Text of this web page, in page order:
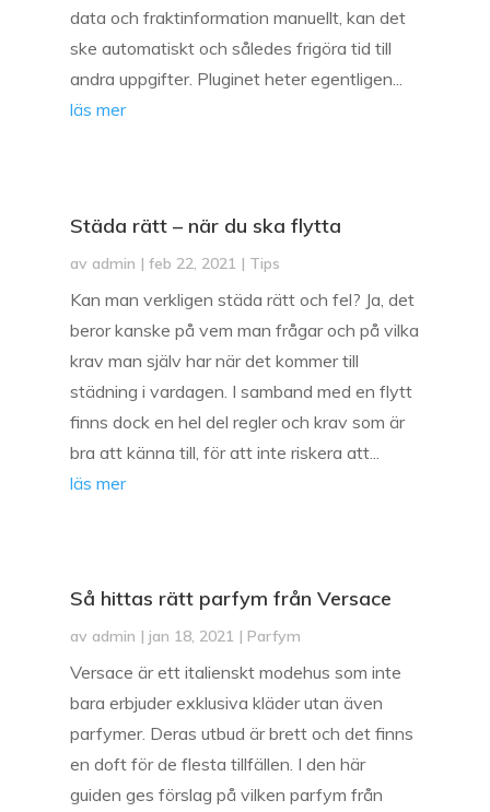
data och fraktinformation manuellt, kan det
ske automatiskt och således frigöra tid till
andra uppgifter. Pluginet heter egentligen...
läs mer
Städa rätt – när du ska flytta
av admin | feb 22, 2021| Tips
Kan man verkligen städa rätt och fel? Ja, det
beror kanske på vem man frågar och på vilka
krav man själv har när det kommer till
städning i vardagen. I samband med en flytt
finns dock en hel del regler och krav som är
bra att känna till, för att inte riskera att...
läs mer
Så hittas rätt parfym från Versace
av admin | jan 18, 2021| Parfym
Versace är ett italienskt modehus som inte
bara erbjuder exklusiva kläder utan även
parfymer. Deras utbud är brett och det finns
en doft för de flesta tillfällen. I den här
guiden ges förslag på vilken parfym från